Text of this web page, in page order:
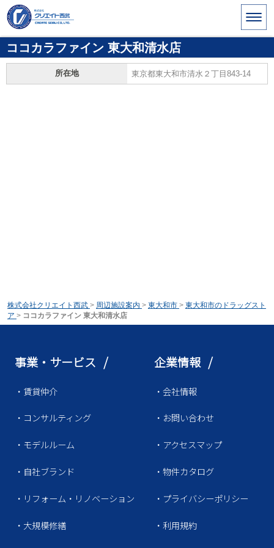
ココカラファイン 東大和清水店
所在地 東京都東大和市清水２丁目843-14
株式会社クリエイト西武 > 周辺施設案内 > 東大和市 > 東大和市のドラッグスト
ア > ココカラファイン 東大和清水店
事業・サービス /
・賃貸仲介
・コンサルティング
・モデルルーム
・自社ブランド
・リフォーム・リノベーション
・大規模修繕
企業情報 /
・会社情報
・お問い合わせ
・アクセスマップ
・物件カタログ
・プライバシーポリシー
・利用規約